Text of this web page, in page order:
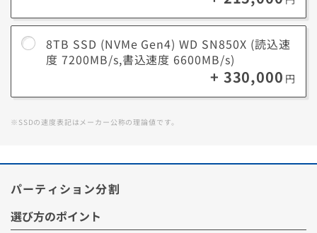
8TB SSD (NVMe Gen4) WD SN850X (読込速
度 7200MB/s,書込速度 6600MB/s)
+ 330,000 円
※SSDの速度表記はメーカー公称の理論値です。
パーティション分割
選び方のポイント